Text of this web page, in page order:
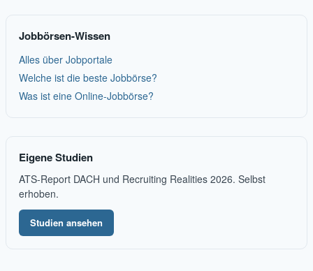
Jobbörsen-Wissen
Alles über Jobportale
Welche ist die beste Jobbörse?
Was ist eine Online-Jobbörse?
Eigene Studien
ATS-Report DACH und Recruiting Realities 2026. Selbst
erhoben.
Studien ansehen